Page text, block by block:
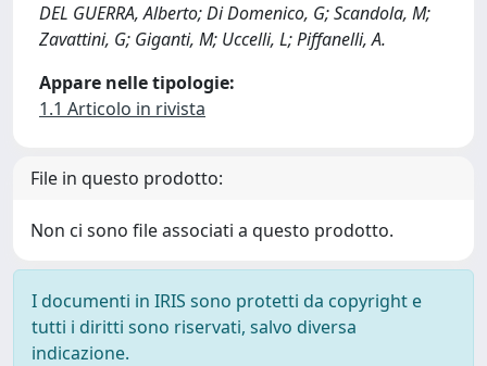
DEL GUERRA, Alberto; Di Domenico, G; Scandola, M;
Zavattini, G; Giganti, M; Uccelli, L; Piffanelli, A.
Appare nelle tipologie:
1.1 Articolo in rivista
File in questo prodotto:
Non ci sono file associati a questo prodotto.
I documenti in IRIS sono protetti da copyright e
tutti i diritti sono riservati, salvo diversa
indicazione.